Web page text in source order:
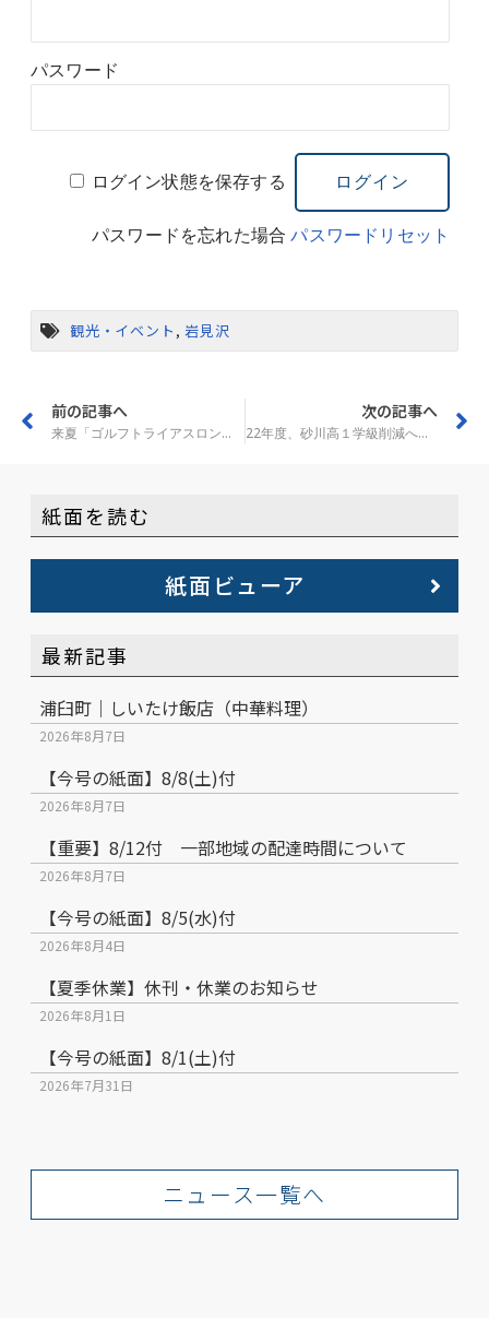
パスワード
ログイン状態を保存する
パスワードを忘れた場合パスワードリセット
観光・イベント ,岩見沢
前の記事へ
来夏「ゴルフトライアスロン大会」開催 岩見沢
次の記事へ
22年度、砂川高１学級削減へ 道教委
紙面を読む
紙面ビューア
最新記事
浦臼町｜しいたけ飯店（中華料理）
2026年8月7日
【今号の紙面】8/8(土)付
2026年8月7日
【重要】8/12付 一部地域の配達時間について
2026年8月7日
【今号の紙面】8/5(水)付
2026年8月4日
【夏季休業】休刊・休業のお知らせ
2026年8月1日
【今号の紙面】8/1(土)付
2026年7月31日
ニュース一覧へ